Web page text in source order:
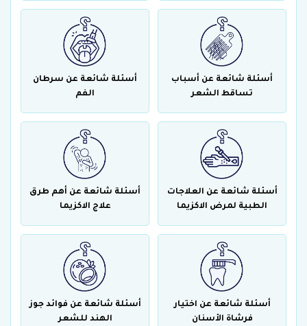
أسئلة شائعة عن أسباب
تساقط الشعر
أسئلة شائعة عن سرطان
الفم
أسئلة شائعة عن العلاجات
الطبية لمرض الاكزيما
أسئلة شائعة عن أهم طرق
علاج الاكزيما
أسئلة شائعة عن اختيار
فرشاة الأسنان
أسئلة شائعة عن فوائد جوز
الهند للشعر